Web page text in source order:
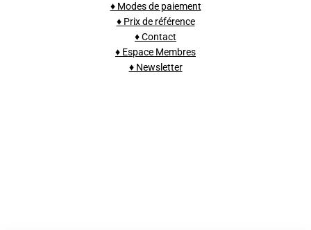
♦ Modes de paiement
♦ Prix de référence
♦ Contact
♦ Espace Membres
♦ Newsletter